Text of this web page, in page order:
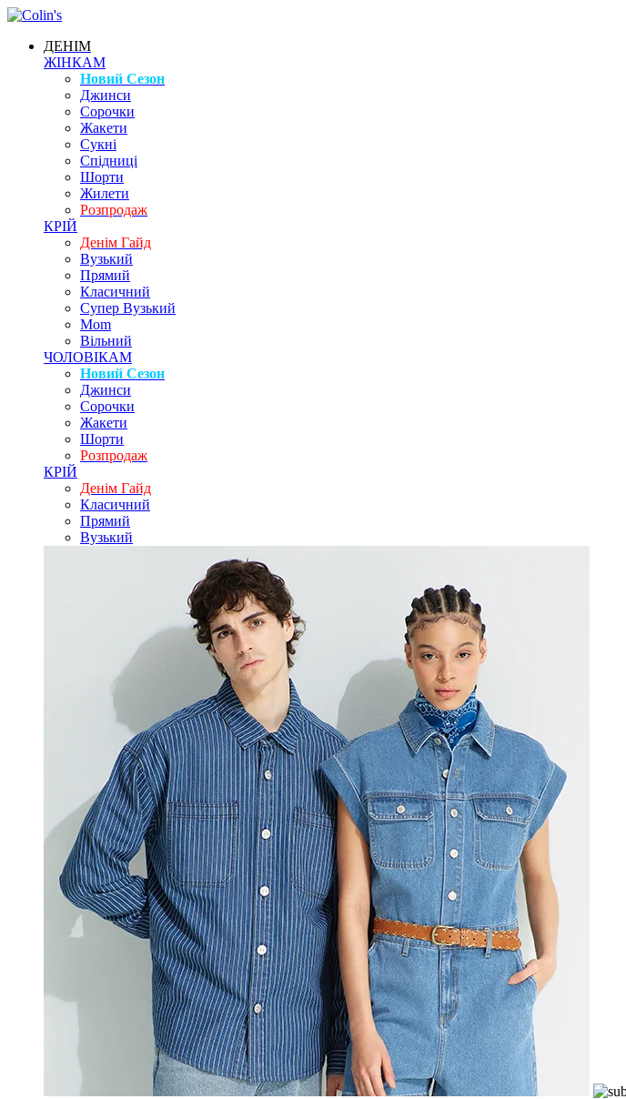
ДЕНІМ
ЖІНКАМ
Новий Сезон
Джинси
Сорочки
Жакети
Сукні
Спідниці
Шорти
Жилети
Розпродаж
КРІЙ
Денім Гайд
Вузький
Прямий
Класичний
Супер Вузький
Mom
Вільний
ЧОЛОВІКАМ
Новий Сезон
Джинси
Сорочки
Жакети
Шорти
Розпродаж
КРІЙ
Денім Гайд
Класичний
Прямий
Вузький